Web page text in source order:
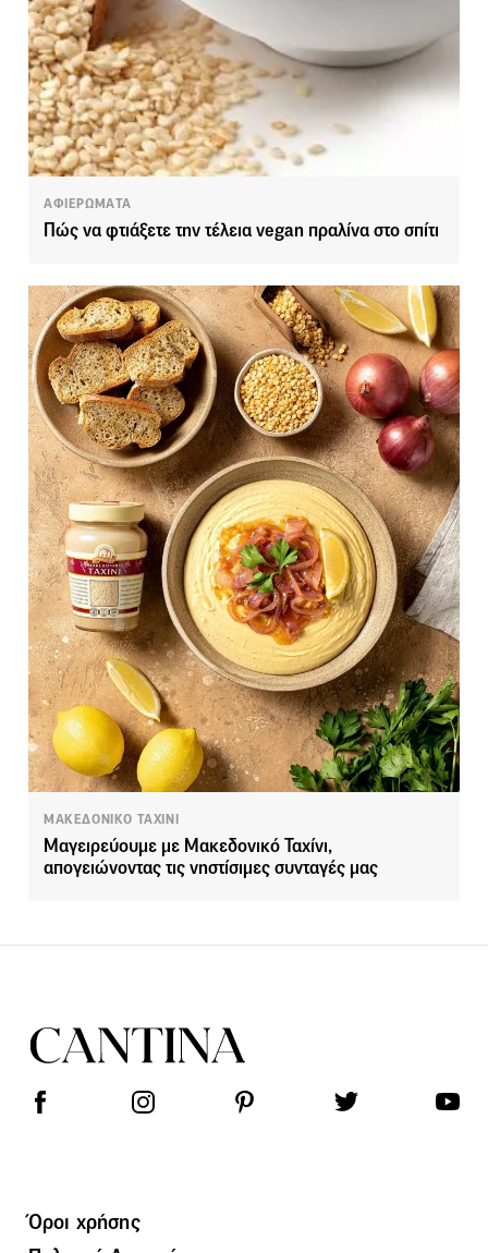
ΑΦΙΕΡΩΜΑΤΑ
Πώς να φτιάξετε την τέλεια vegan πραλίνα στο σπίτι
ΜΑΚΕΔΟΝΙΚΟ ΤΑΧΙΝΙ
Μαγειρεύουμε με Μακεδονικό Ταχίνι,
απογειώνοντας τις νηστίσιμες συνταγές μας
Όροι χρήσης